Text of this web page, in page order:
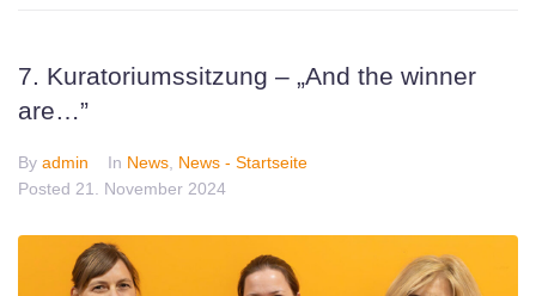
7. Kuratoriumssitzung – „And the winner
are…”
By admin In News, News - Startseite
Posted 21. November 2024